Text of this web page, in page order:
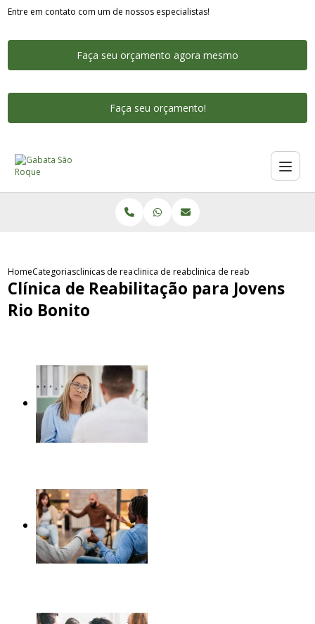
Entre em contato com um de nossos especialistas!
Faça seu orçamento agora mesmo
Faça seu orçamento!
HomeCategoriasclinicas de reabilitacaoclinica de reabilitacao para jovens sao paulo
clinica de reabilitacao para
Clínica de Reabilitação para Jovens
Rio Bonito